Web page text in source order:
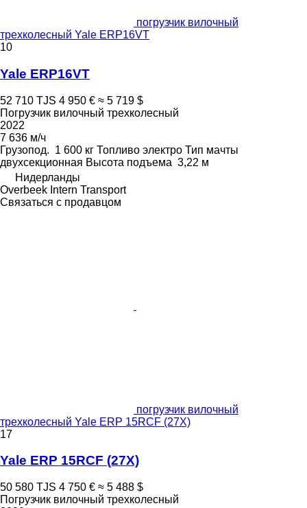
погрузчик вилочный
трехколесный Yale ERP16VT
10
Yale ERP16VT
52 710 TJS 4 950 € ≈ 5 719 $
Погрузчик вилочный трехколесный
2022
7 636 м/ч
Грузопод. 1 600 кг Топливо электро Тип мачты
двухсекционная Высота подъема 3,22 м
Нидерланды
Overbeek Intern Transport
Связаться с продавцом
погрузчик вилочный
трехколесный Yale ERP 15RCF (27X)
17
Yale ERP 15RCF (27X)
50 580 TJS 4 750 € ≈ 5 488 $
Погрузчик вилочный трехколесный